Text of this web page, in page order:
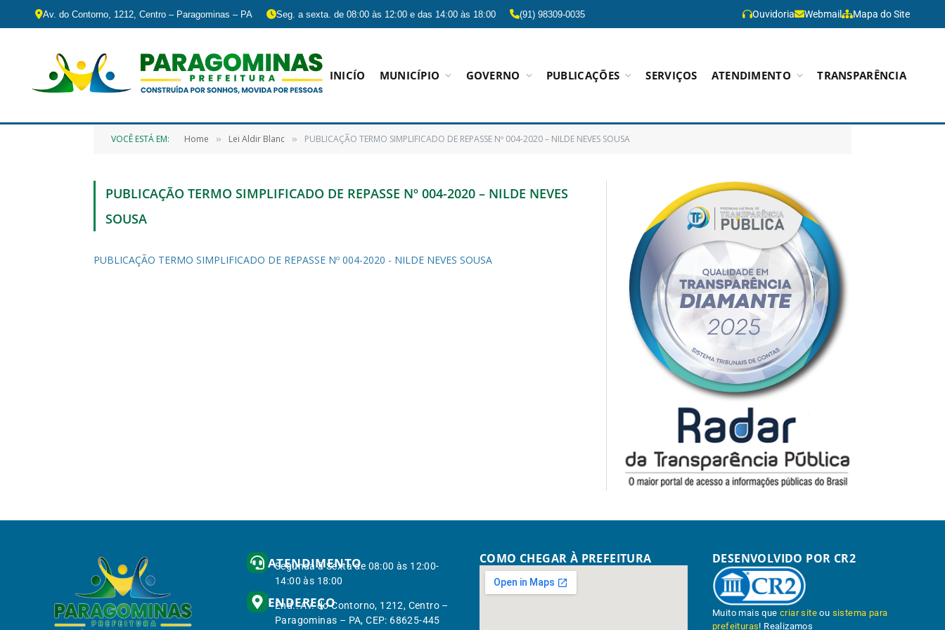
Av. do Contorno, 1212, Centro – Paragominas – PA Seg. a sexta. de 08:00 às 12:00 e das 14:00 às 18:00 (91) 98309-0035 Ouvidoria Webmail Mapa do Site
INICÍO MUNICÍPIO GOVERNO PUBLICAÇÕES SERVIÇOS ATENDIMENTO TRANSPARÊNCIA
VOCÊ ESTÁ EM: Home » Lei Aldir Blanc » PUBLICAÇÃO TERMO SIMPLIFICADO DE REPASSE Nº 004-2020 – NILDE NEVES SOUSA
PUBLICAÇÃO TERMO SIMPLIFICADO DE REPASSE Nº 004-2020 – NILDE NEVES
SOUSA
PUBLICAÇÃO TERMO SIMPLIFICADO DE REPASSE Nº 004-2020 - NILDE NEVES SOUSA
ATENDIMENTO
Segunda à Sexta de 08:00 às 12:00-
14:00 às 18:00
ENDEREÇO
End.: Av. do Contorno, 1212, Centro –
Paragominas – PA, CEP: 68625-445
COMO CHEGAR À PREFEITURA DESENVOLVIDO POR CR2
Muito mais quecriar site ou sistema para
prefeituras! Realizamos